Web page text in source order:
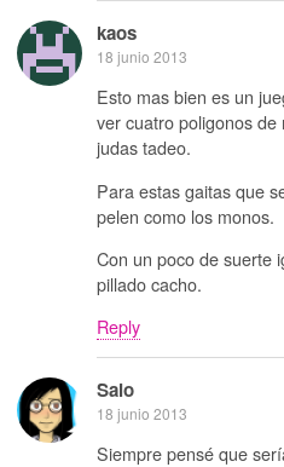
kaos
18 junio 2013
Esto mas bien es un
ver cuatro poligonos
judas tadeo.
Para estas gaitas que
pelen como los monos.
Con un poco de suerte
pillado cacho.
Reply
Saio
18 junio 2013
Siempre pensé que